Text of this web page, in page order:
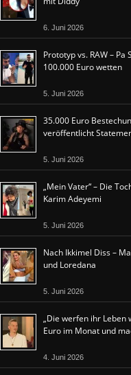
6. Juni 2026
Prototyp vs. RAW –
100.000 Euro wetten
5. Juni 2026
35.000 Euro
veröffentlicht
5. Juni 2026
„Mein Vater“ – Die
Karim Adeyemi
5. Juni 2026
Nach Ikkimel Diss –
und Loredana
5. Juni 2026
„Die werfen ihr Leben
Euro im Monat und
4. Juni 2026